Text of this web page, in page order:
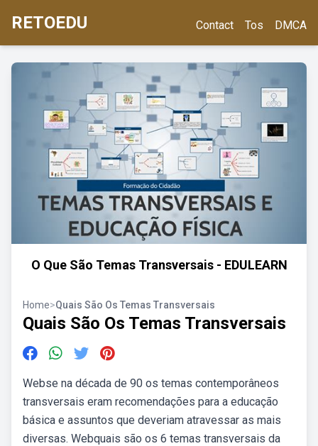
RETOEDU Contact Tos DMCA
O Que São Temas Transversais - EDULEARN
Home>Quais São Os Temas Transversais
Quais São Os Temas Transversais
Webse na década de 90 os temas contemporâneos
transversais eram recomendações para a educação
básica e assuntos que deveriam atravessar as mais
diversas. Webquais são os 6 temas transversais da